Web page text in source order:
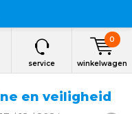
service winkelwagen
0
en veiligheid